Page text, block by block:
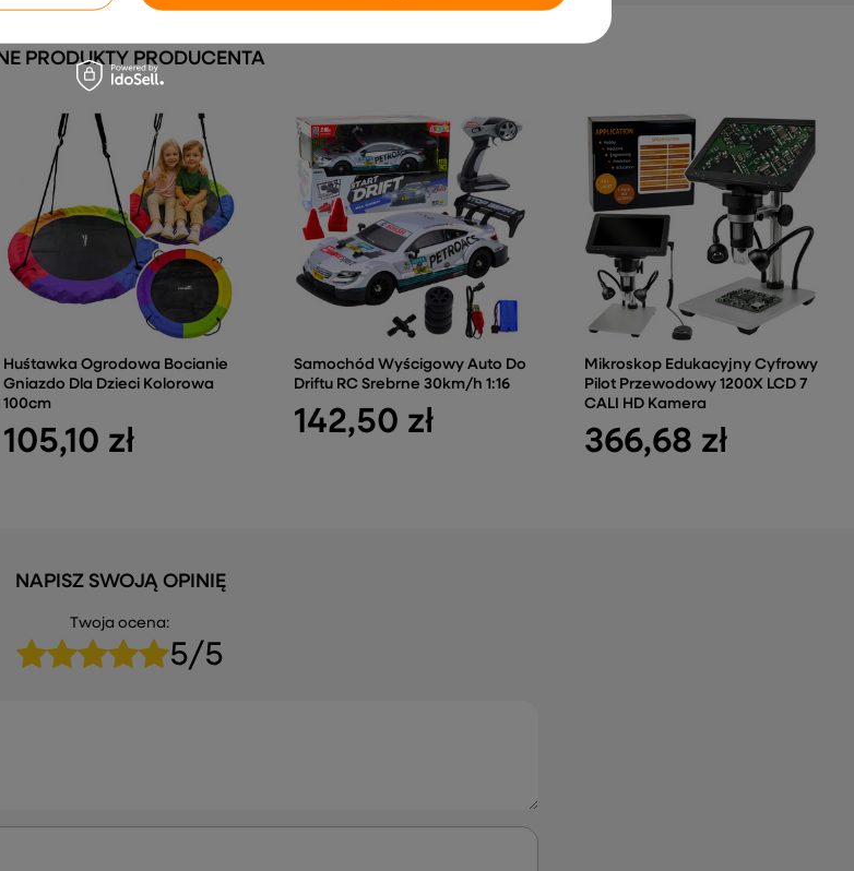
PRODUKTY PRODUCENTA
Huśtawka Ogrodowa Bocianie
Gniazdo Dla Dzieci Kolorowa
100cm
105,10 zł
Samochód Wyścigowy Auto Do
Driftu RC Srebrne 30km/h 1:16
142,50 zł
Mikroskop Edukacyjny Cyfrowy
Pilot Przewodowy 1200X LCD 7
CALI HD Kamera
366,68 zł
NAPISZ SWOJĄ OPINIĘ
Twoja ocena:
5/5